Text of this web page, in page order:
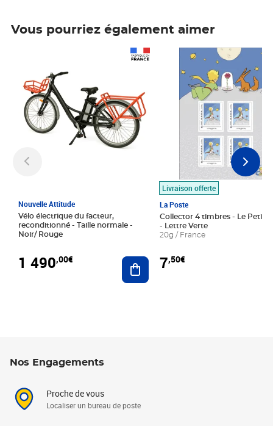
Vous pourriez également aimer
Nouvelle Attitude
Vélo électrique du facteur,
reconditionné - Taille normale -
Noir/ Rouge
1 490,00€ Ajouter au panier
Livraison offerte
La Poste
Collector 4 timbres - Le Petit
- Lettre Verte
20g / France
7,50€
Prix 7,50€
Nos Engagements
Proche de vous
Localiser un bureau de poste